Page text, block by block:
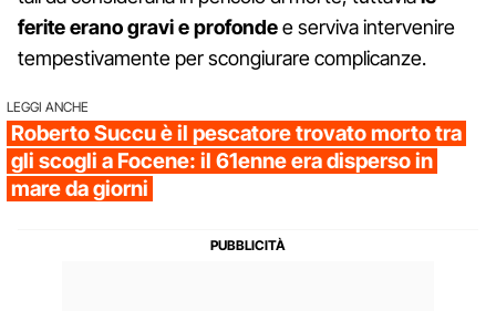
ferite erano gravi e profondee serviva intervenire
tempestivamente per scongiurare complicanze.
LEGGI ANCHE
Roberto Succu è il pescatore trovato morto tra
gli scogli a Focene: il 61enne era disperso in
mare da giorni